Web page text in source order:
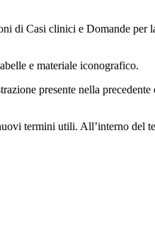
di Casi clinici e Domande per
e materiale iconografico.
presente nella precedente
termini utili. All’interno del